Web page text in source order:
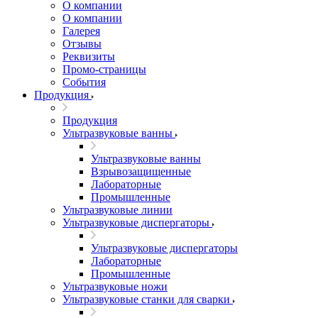
О компании
О компании
Галерея
Отзывы
Реквизиты
Промо-страницы
События
Продукция
Продукция
Ультразвуковые ванны
Ультразвуковые ванны
Взрывозащищенные
Лабораторные
Промышленные
Ультразвуковые линии
Ультразвуковые диспергаторы
Ультразвуковые диспергаторы
Лабораторные
Промышленные
Ультразвуковые ножи
Ультразвуковые станки для сварки